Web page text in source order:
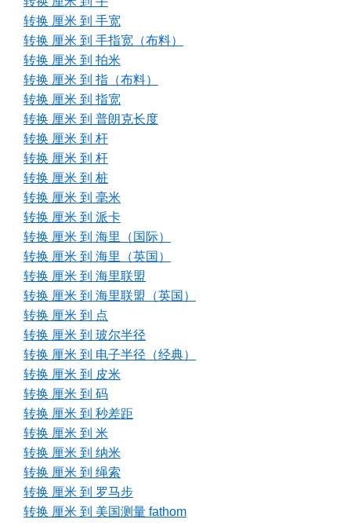
转换 厘米 到 手宽
转换 厘米 到 手指宽（布料）
转换 厘米 到 拍米
转换 厘米 到 指（布料）
转换 厘米 到 指宽
转换 厘米 到 普朗克长度
转换 厘米 到 杆
转换 厘米 到 杆
转换 厘米 到 桩
转换 厘米 到 毫米
转换 厘米 到 派卡
转换 厘米 到 海里（国际）
转换 厘米 到 海里（英国）
转换 厘米 到 海里联盟
转换 厘米 到 海里联盟（英国）
转换 厘米 到 点
转换 厘米 到 玻尔半径
转换 厘米 到 电子半径（经典）
转换 厘米 到 皮米
转换 厘米 到 码
转换 厘米 到 秒差距
转换 厘米 到 米
转换 厘米 到 纳米
转换 厘米 到 绳索
转换 厘米 到 罗马步
转换 厘米 到 美国测量 fathom